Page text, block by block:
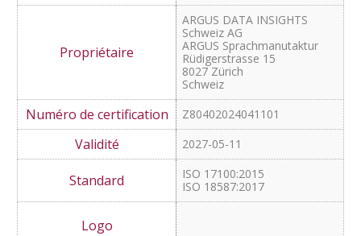
2027-05-17
ISO 17100:2015
ARGUS DATA INSIGHTS
Schweiz AG
ARGUS Sprachmanutaktur
Rüdigerstrasse 15
8027 Zürich
Schweiz